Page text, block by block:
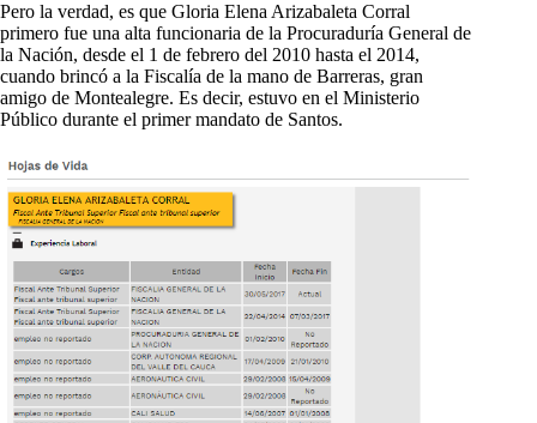
Pero la verdad, es que Gloria Elena Arizabaleta Corral
primero fue una alta funcionaria de la Procuraduría General de
la Nación, desde el 1 de febrero del 2010 hasta el 2014,
cuando brincó a la Fiscalía de la mano de Barreras, gran
amigo de Montealegre. Es decir, estuvo en el Ministerio
Público durante el primer mandato de Santos.